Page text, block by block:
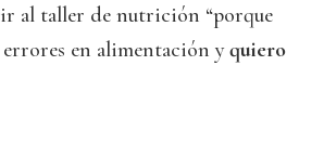
al taller de nutrición “porque
errores en alimentación yquiero